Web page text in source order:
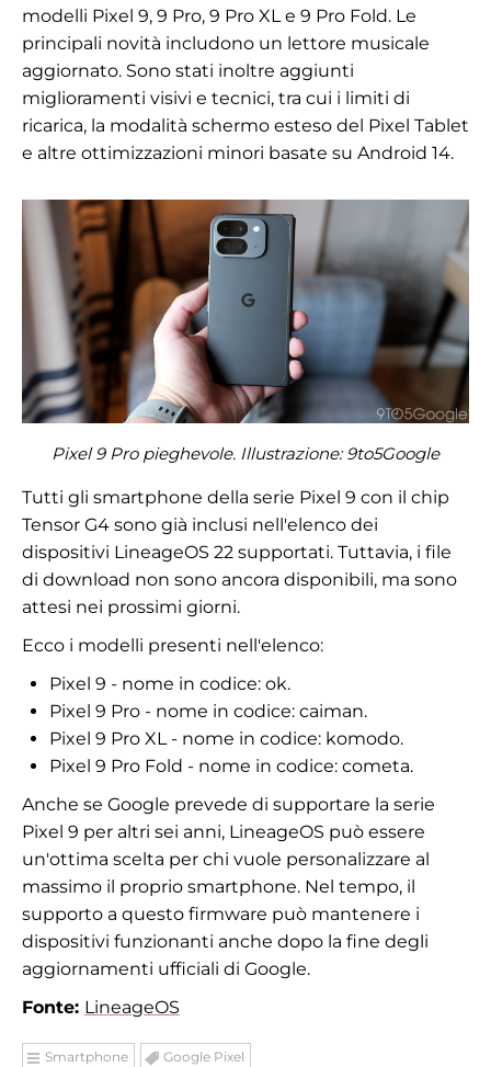
modelli Pixel 9, 9 Pro, 9 Pro XL e 9 Pro Fold. Le
principali novità includono un lettore musicale
aggiornato. Sono stati inoltre aggiunti
miglioramenti visivi e tecnici, tra cui i limiti di
ricarica, la modalità schermo esteso del Pixel Tablet
e altre ottimizzazioni minori basate su Android 14.
Pixel 9 Pro pieghevole. Illustrazione: 9to5Google
Tutti gli smartphone della serie Pixel 9 con il chip
Tensor G4 sono già inclusi nell'elenco dei
dispositivi LineageOS 22 supportati. Tuttavia, i file
di download non sono ancora disponibili, ma sono
attesi nei prossimi giorni.
Ecco i modelli presenti nell'elenco:
Pixel 9 - nome in codice: ok.
Pixel 9 Pro - nome in codice: caiman.
Pixel 9 Pro XL - nome in codice: komodo.
Pixel 9 Pro Fold - nome in codice: cometa.
Anche se Google prevede di supportare la serie
Pixel 9 per altri sei anni, LineageOS può essere
un'ottima scelta per chi vuole personalizzare al
massimo il proprio smartphone. Nel tempo, il
supporto a questo firmware può mantenere i
dispositivi funzionanti anche dopo la fine degli
aggiornamenti ufficiali di Google.
Fonte: LineageOS
Smartphone Google Pixel